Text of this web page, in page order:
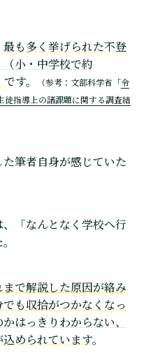
最も多く挙げられた不登
小・中学校で約
です。 （参考：文部科学省「令
徒指導上の諸課題に関する調査結
筆者自身が感じていた
「なんとなく学校へ行
まで解説した原因が絡み
も収拾がつかなくなっ
はっきりわからない、
められています。